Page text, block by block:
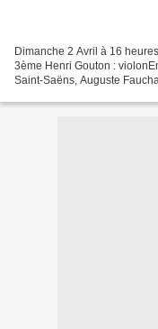
Dimanche 2 Avril à 16
3ème Henri Gouton :
Saint-Saëns, Auguste